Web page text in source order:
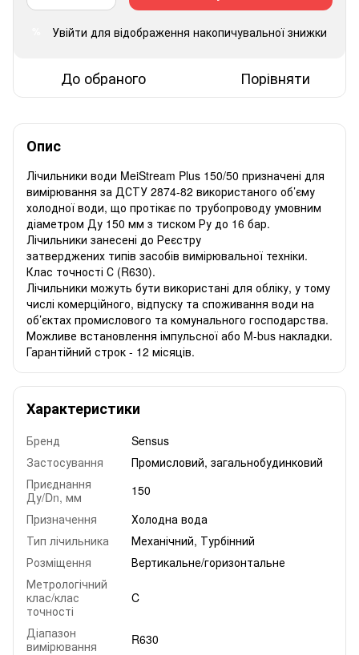
Увійти для відображення накопичувальної знижки
До обраного Порівняти
Опис
Лічильники води MeiStream Plus 150/50 призначені для
вимірювання за ДСТУ 2874-82 використаного об’єму
холодної води, що протікає по трубопроводу умовним
діаметром Ду 150 мм з тиском Ру до 16 бар.
Лічильники занесені до Реєстру
затверджених типів засобів вимірювальної техніки.
Клас точності С (R630).
Лічильники можуть бути використані для обліку, у тому
числі комерційного, відпуску та споживання води на
об’єктах промислового та комунального господарства.
Можливе встановлення імпульсної або M-bus накладки.
Гарантійний строк - 12 місяців.
Характеристики
Бренд
Sensus
Застосування
Промисловий, загальнобудинковий
Приєднання
Ду/Dn, мм
150
Призначення
Холодна вода
Тип лічильника
Механічний, Турбінний
Розміщення
Вертикальне/горизонтальне
Метрологічний
клас/клас
точності
C
Діапазон
вимірювання
R630